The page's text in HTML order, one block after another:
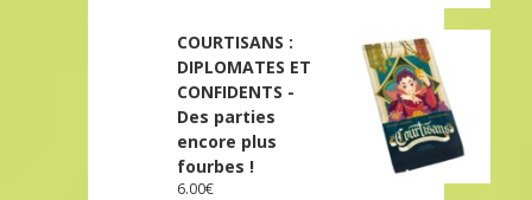
COURTISANS :
DIPLOMATES ET
CONFIDENTS -
Des parties
encore plus
fourbes !
6.00€